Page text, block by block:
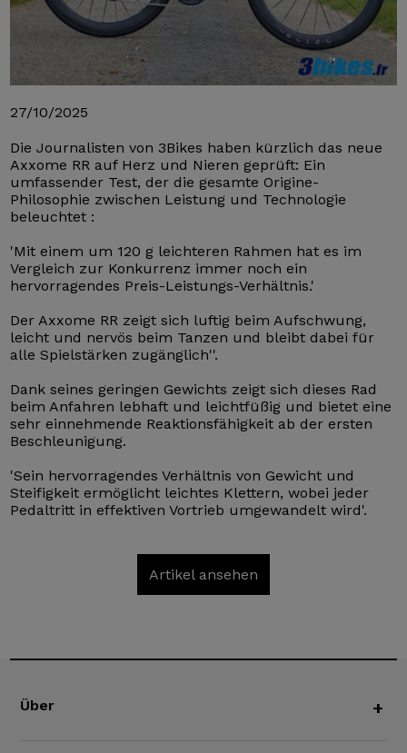
27/10/2025
Die Journalisten von 3Bikes haben kürzlich das neue
Axxome RR auf Herz und Nieren geprüft: Ein
umfassender Test, der die gesamte Origine-
Philosophie zwischen Leistung und Technologie
beleuchtet :
'Mit einem um 120 g leichteren Rahmen hat es im
Vergleich zur Konkurrenz immer noch ein
hervorragendes Preis-Leistungs-Verhältnis.'
Der Axxome RR zeigt sich luftig beim Aufschwung,
leicht und nervös beim Tanzen und bleibt dabei für
alle Spielstärken zugänglich''.
Dank seines geringen Gewichts zeigt sich dieses Rad
beim Anfahren lebhaft und leichtfüßig und bietet eine
sehr einnehmende Reaktionsfähigkeit ab der ersten
Beschleunigung.
'Sein hervorragendes Verhältnis von Gewicht und
Steifigkeit ermöglicht leichtes Klettern, wobei jeder
Pedaltritt in effektiven Vortrieb umgewandelt wird'.
Artikel ansehen
Über +